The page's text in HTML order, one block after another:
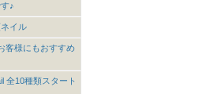
♪
イル
客様にもおすすめ
全10種類スタート